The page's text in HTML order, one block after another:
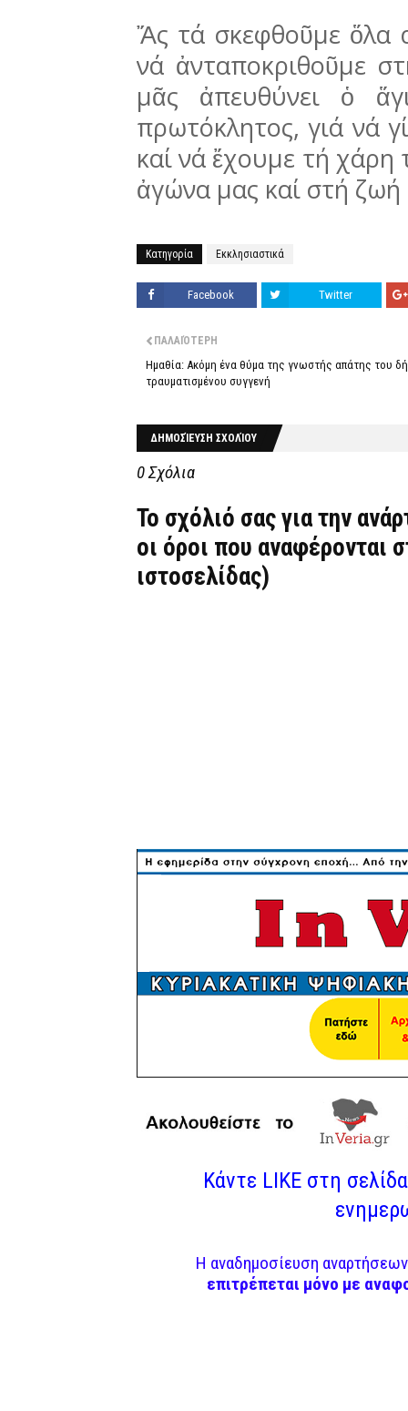
Ἄς τά σκεφθοῦμε ὅλα
νά ἀνταποκρι­θοῦ­με
μᾶς ἀπευθύνει ὁ
πρωτόκλητος, γιά νά
καί νά ἔχουμε τή χάρη
ἀγώνα μας καί στή ζωή
Κατηγορία Εκκλησιαστικά
Facebook Twitter
ΠΑΛΑΙΌΤΕΡΗ
Ημαθία: Ακόμη ένα θύμα της γνωστής απάτης του
τραυματισμένου συγγενή
ΔΗΜΟΣΊΕΥΣΗ ΣΧΟΛΊΟΥ
0 Σχόλια
Το σχόλιό σας για την
οι όροι που αναφέρονται
ιστοσελίδας)
Κάντε LIKE στη
Η αναδημοσίευση
επιτρέπεται μόνο με